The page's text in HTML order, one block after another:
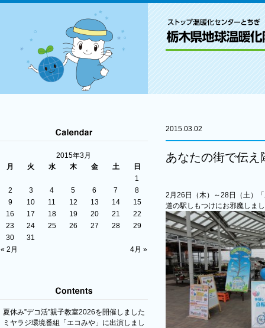
2015年3月
月
火 水 木 金 土 日
« 2月 4月 »
1
2
3 4 5 6 7
8
9
10 11 12 13 14
15
16
17 18 19 20 21
22
23
24 25 26 27 28
29
30
31
夏休み”デコ活”親子教室2026を開催しました
ミヤラジ環境番組「エコみや」に出演しまし
2015.03.02
あなたの街で伝え
2月26日（木）～28日（土）
道の駅しもつけにお邪魔しま